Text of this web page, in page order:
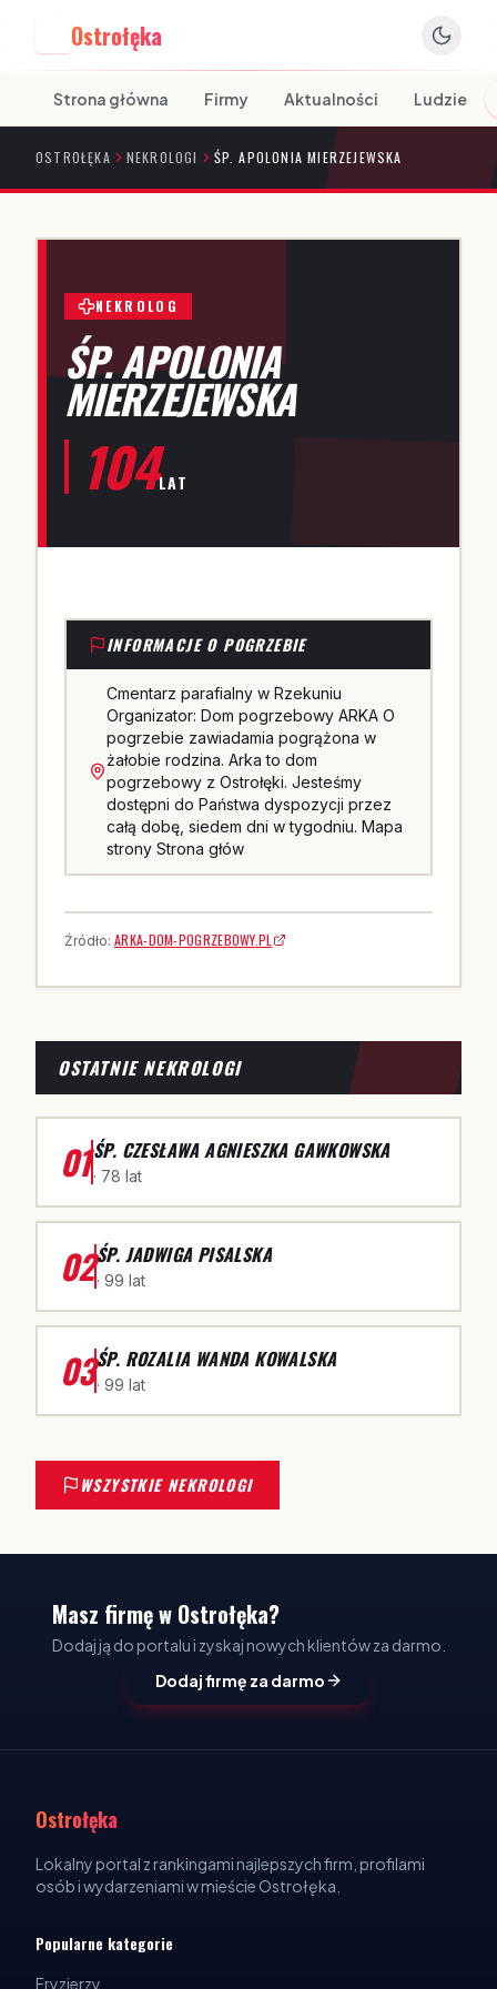
Ostrołęka
Strona główna Firmy Aktualności Ludzie
OSTROŁĘKA NEKROLOGI ŚP. APOLONIA MIERZEJEWSKA
NEKROLOG
ŚP. APOLONIA
MIERZEJEWSKA
104LAT
INFORMACJE O POGRZEBIE
Cmentarz parafialny w Rzekuniu
Organizator: Dom pogrzebowy ARKA O
pogrzebie zawiadamia pogrążona w
żałobie rodzina. Arka to dom
pogrzebowy z Ostrołęki. Jesteśmy
dostępni do Państwa dyspozycji przez
całą dobę, siedem dni w tygodniu. Mapa
strony Strona głów
Źródło: ARKA-DOM-POGRZEBOWY.PL
OSTATNIE NEKROLOGI
01ŚP. CZESŁAWA AGNIESZKA GAWKOWSKA
· 78 lat
02ŚP. JADWIGA PISALSKA
· 99 lat
03ŚP. ROZALIA WANDA KOWALSKA
· 99 lat
WSZYSTKIE NEKROLOGI
Masz firmę w Ostrołęka?
Dodaj ją do portalu i zyskaj nowych klientów za darmo.
Dodaj firmę za darmo
Ostrołęka
Lokalny portal z rankingami najlepszych firm, profilami
osób i wydarzeniami w mieście Ostrołęka.
Popularne kategorie
Fryzjerzy